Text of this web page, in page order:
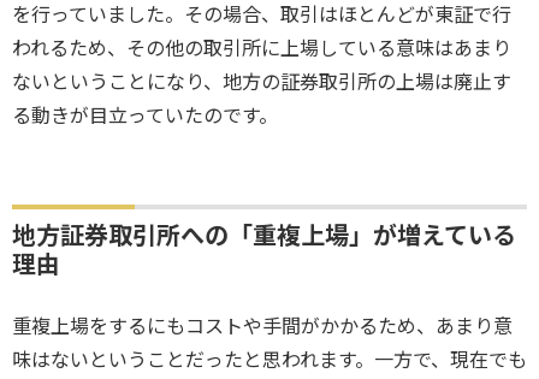
を行っていました。その場合、取引はほとんどが東証で行
われるため、その他の取引所に上場している意味はあまり
ないということになり、地方の証券取引所の上場は廃止す
る動きが目立っていたのです。
地方証券取引所への「重複上場」が増えている
理由
重複上場をするにもコストや手間がかかるため、あまり意
味はないということだったと思われます。一方で、現在でも